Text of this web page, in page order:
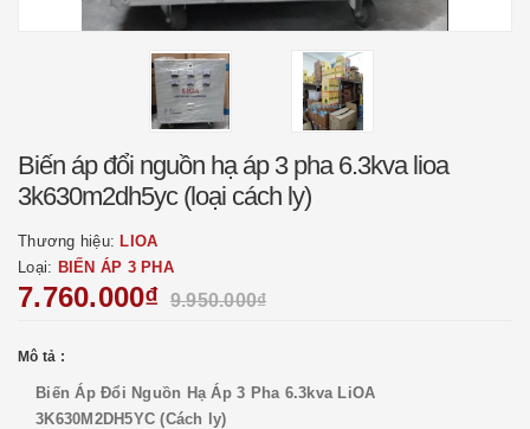
Biến áp đổi nguồn hạ áp 3 pha 6.3kva lioa
3k630m2dh5yc (loại cách ly)
Thương hiệu: LIOA
Loại: BIẾN ÁP 3 PHA
7.760.000₫ 9.950.000₫
Mô tả :
Biến Áp Đổi Nguồn Hạ Áp 3 Pha 6.3kva LiOA
3K630M2DH5YC (Cách ly)